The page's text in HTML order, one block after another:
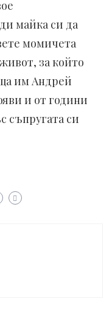
майка си да
момичета
за който
им Андрей
и от години
съпругата си